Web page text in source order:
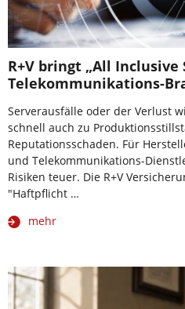
R+V bringt „All Inclusive
Telekommunikations-
Serverausfälle oder der Verlust
schnell auch zu
Reputationsschaden. Für
und Telekommunikations-
Risiken teuer. Die R+V
"Haftpflicht …
mehr